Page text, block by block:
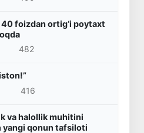
foizdan ortig‘i poytaxt
482
416
va halollik muhitini
yangi qonun tafsiloti